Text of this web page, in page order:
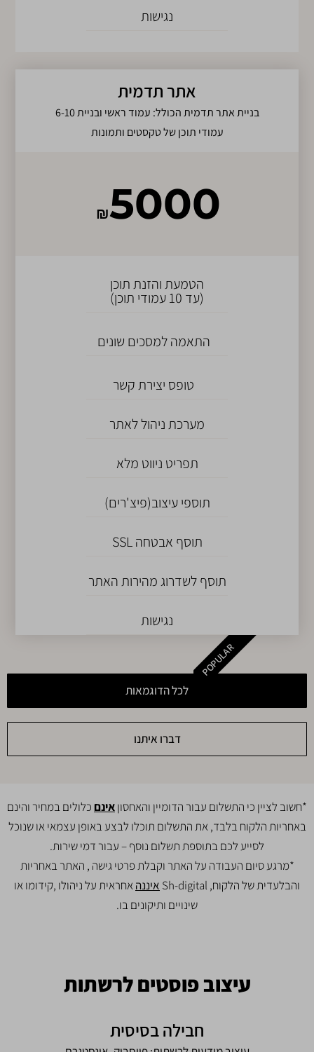
נגישות
אתר תדמית
בניית אתר תדמית הכולל: עמוד ראשי ובניית 6-10
עמודי תוכן של טקסטים ותמונות
₪5000
הטמעת והזנת תוכן
(עד 10 עמודי תוכן)
התאמה למסכים שונים
טופס יצירת קשר
מערכת ניהול לאתר
תפריט ניווט מלא
תוספי עיצוב(פיצ'רים)
תוסף אבטחה SSL
תוסף לשדרוג מהירות האתר
נגישות
POPULAR
לכל הדוגמאות
דברו איתנו
*חשוב לציין כי התשלום עבור הדומיין והאחסוןאינם כלולים במחיר והינם
באחריות הלקוח בלבד, את התשלום תוכלו לבצע באופן עצמאי או שנוכל
לסייע לכם בתוספת תשלום נוסף – עבור דמי שירות.
*מרגע סיום העבודה על האתר וקבלת פרטי גישה , האתר באחריות
והבלעדית של הלקוח, Sh-digital
איננהאחראית על ניהולו ,קידומו או
שינויים ותיקונים בו.
עיצוב פוסטים לרשתות
חבילה בסיסית